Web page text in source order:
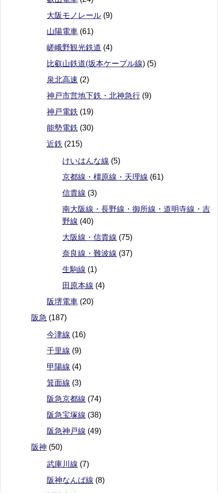
大阪モノレール (9)
山陽電車 (61)
嵯峨野観光鉄道 (4)
比叡山鉄道(坂本ケーブル線) (5)
泉北高速 (2)
神戸市営地下鉄・北神急行 (9)
神戸電鉄 (19)
能勢電鉄 (30)
近鉄 (215)
けいはんな線 (5)
京都線・橿原線・天理線 (61)
信貴線 (3)
南大阪線・長野線・御所線・道明寺線・吉
野線 (40)
大阪線・信貴線 (75)
奈良線・難波線 (37)
生駒線 (1)
田原本線 (4)
阪堺電車 (20)
阪急 (187)
今津線 (16)
千里線 (9)
甲陽線 (4)
箕面線 (3)
阪急京都線 (74)
阪急宝塚線 (38)
阪急神戸線 (49)
阪神 (50)
武庫川線 (7)
阪神なんば線 (8)